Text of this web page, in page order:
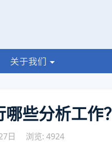
关于我们
些分析工作？
日 浏览: 4924